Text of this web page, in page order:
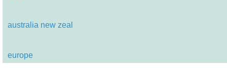
australia new zeal
europe